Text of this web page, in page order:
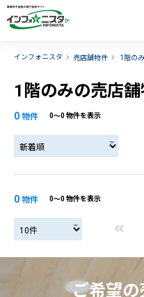
インフォニスタ 売店舗物件 1階の
1階のみの売店
0 物件 0〜0 物件を表示
0 物件 0〜0 物件を表示
ご希望の